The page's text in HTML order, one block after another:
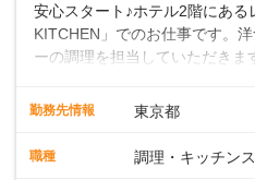
安心スタート♪ホテル2階にある
KITCHEN」でのお仕事です。
ーの調理を担当していただきま
トできます。経験者は、これま
うな流れ作業ではなく、一人ひ
勤務先情報 東京都
職種 調理・キッチン